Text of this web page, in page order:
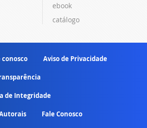
ebook
catálogo
Aviso de Privacidade
de Integridade
Fale Conosco